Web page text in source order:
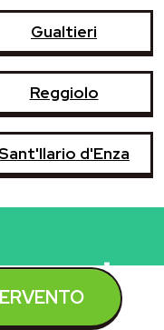
Gualtieri
Reggiolo
d'Enza
entro 24/48 ore